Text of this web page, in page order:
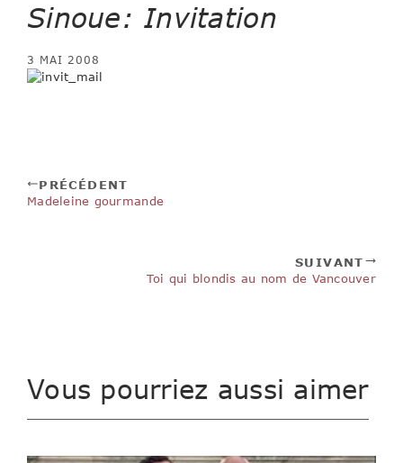
Sinoue: Invitation
3 MAI 2008
PRÉCÉDENT
Madeleine gourmande
SUIVANT
Toi qui blondis au nom de Vancouver
Vous pourriez aussi aimer